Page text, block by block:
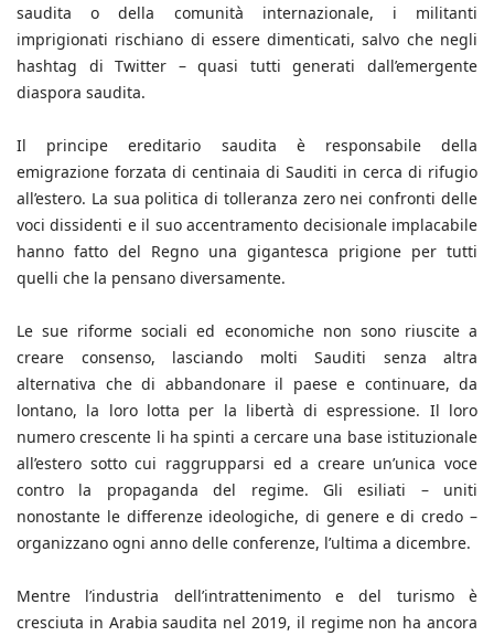
saudita o della comunità internazionale, i militanti
imprigionati rischiano di essere dimenticati, salvo che negli
hashtag di Twitter – quasi tutti generati dall’emergente
diaspora saudita.
Il principe ereditario saudita è responsabile della
emigrazione forzata di centinaia di Sauditi in cerca di rifugio
all’estero. La sua politica di tolleranza zero nei confronti delle
voci dissidenti e il suo accentramento decisionale implacabile
hanno fatto del Regno una gigantesca prigione per tutti
quelli che la pensano diversamente.
Le sue riforme sociali ed economiche non sono riuscite a
creare consenso, lasciando molti Sauditi senza altra
alternativa che di abbandonare il paese e continuare, da
lontano, la loro lotta per la libertà di espressione. Il loro
numero crescente li ha spinti a cercare una base istituzionale
all’estero sotto cui raggrupparsi ed a creare un’unica voce
contro la propaganda del regime. Gli esiliati – uniti
nonostante le differenze ideologiche, di genere e di credo –
organizzano ogni anno delle conferenze, l’ultima a dicembre.
Mentre l’industria dell’intrattenimento e del turismo è
cresciuta in Arabia saudita nel 2019, il regime non ha ancora